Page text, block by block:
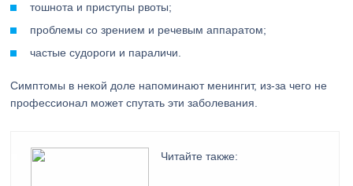
тошнота и приступы рвоты;
проблемы со зрением и речевым аппаратом;
частые судороги и параличи.
Симптомы в некой доле напоминают менингит, из-за чего не
профессионал может спутать эти заболевания.
Читайте также: